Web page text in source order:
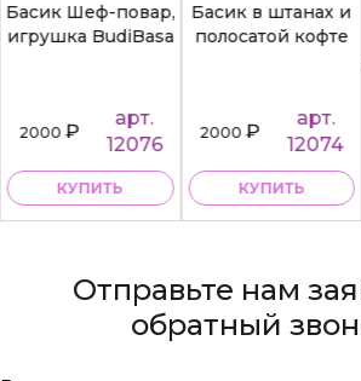
Басик Шеф-повар,
игрушка BudiBasa
2000₽
арт.
12076
КУПИТЬ
Басик в штанах и
полосатой кофте
2000₽
арт.
12074
КУПИТЬ
Отправьте нам
обратный